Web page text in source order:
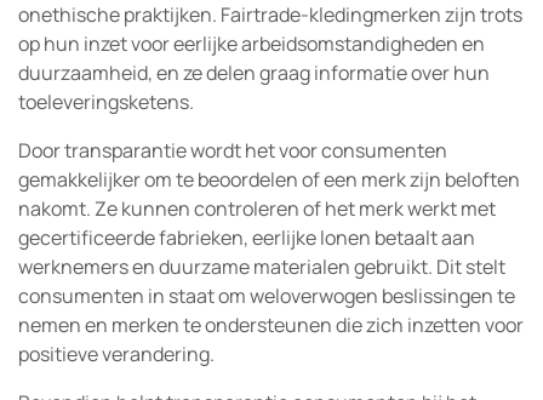
onethische praktijken. Fairtrade-kledingmerken zijn trots
op hun inzet voor eerlijke arbeidsomstandigheden en
duurzaamheid, en ze delen graag informatie over hun
toeleveringsketens.
Door transparantie wordt het voor consumenten
gemakkelijker om te beoordelen of een merk zijn beloften
nakomt. Ze kunnen controleren of het merk werkt met
gecertificeerde fabrieken, eerlijke lonen betaalt aan
werknemers en duurzame materialen gebruikt. Dit stelt
consumenten in staat om weloverwogen beslissingen te
nemen en merken te ondersteunen die zich inzetten voor
positieve verandering.